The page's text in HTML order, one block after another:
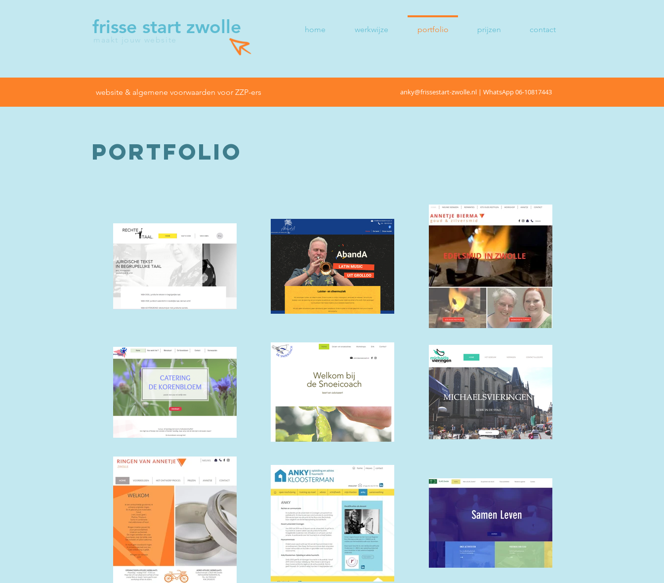
frisse start zwolle
maakt jouw website
home werkwijze portfolio prijzen contact
website & algemene voorwaarden voor ZZP-ers anky@frissestart-zwolle.nl | WhatsApp06-10817443
portfolio